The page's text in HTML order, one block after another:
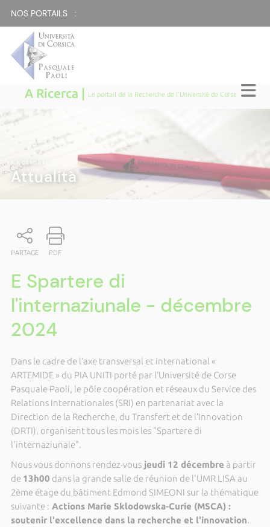
NOS PORTAILS :
A Ricerca | Le portail de la Recherche de l'Université de Corse
A RICERCA
Attualità
PARTAGE PDF
E Spartere di
l'internaziunale - décembre
2024
Dans le cadre de l’axe transversal et international «
ARTEMIDE » du PIA UNITI porté par l’Université de Corse
Pasquale Paoli, le pôle coopération et réseaux du Service des
Relations Internationales (SRI) en partenariat avec la
Direction de la Recherche, du Transfert et de l’Innovation
(DRTI), organisent tous les mois les "Spartere di
l'internaziunale".
Nous vous donnons rendez-vousjeudi 12 décembre à partir
de 13h00 dans la grande salle de réunion de l'UMR LISA au
2ème étage du bâtiment Edmond SIMEONI sur la thématique
suivante : Actions Marie Sklodowska-Curie (MSCA) :
soutenir l'excellence dans la recherche et l'innovation.